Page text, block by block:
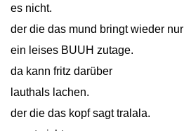
es nicht.
der die das mund bringt wieder nur
ein leises BUUH zutage.
da kann fritz darüber
lauthals lachen.
der die das kopf sagt tralala.